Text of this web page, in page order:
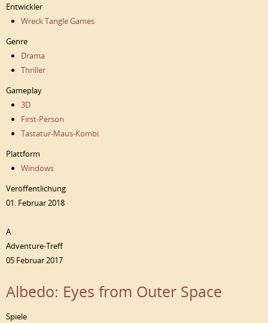
Entwickler
Wreck Tangle Games
Genre
Drama
Thriller
Gameplay
3D
First-Person
Tastatur-Maus-Kombi
Plattform
Windows
Veröffentlichung
01. Februar 2018
A
Adventure-Treff
05 Februar 2017
Albedo: Eyes from Outer Space
Spiele